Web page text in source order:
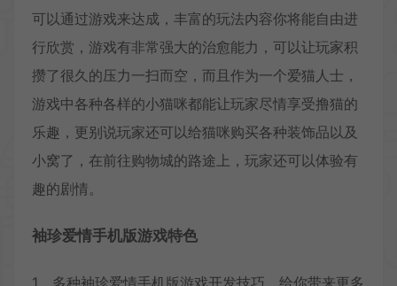
可以通过游戏来达成，丰富的玩法内容你将能自由进
行欣赏，游戏有非常强大的治愈能力，可以让玩家积
攒了很久的压力一扫而空，而且作为一个爱猫人士，
游戏中各种各样的小猫咪都能让玩家尽情享受撸猫的
乐趣，更别说玩家还可以给猫咪购买各种装饰品以及
小窝了，在前往购物城的路途上，玩家还可以体验有
趣的剧情。
袖珍爱情手机版游戏特色
1、多种袖珍爱情手机版游戏开发技巧，给你带来更多